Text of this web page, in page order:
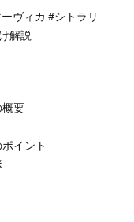
ヴィカ #シトラリ
解説
要
イント